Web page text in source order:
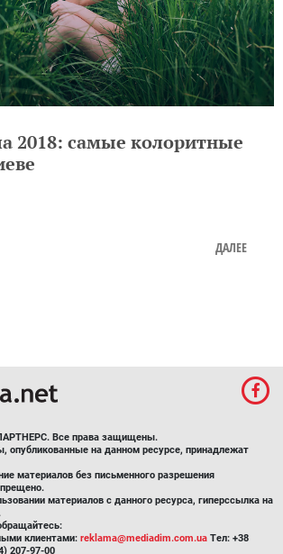
2018: самые колоритные
ДАЛЕЕ
Все права защищены.
опубликованные на данном ресурсе, принадлежат
материалов без письменного разрешения
материалов с данного ресурса, гиперссылка на
клиентами: reklama@mediadim.com.ua Тел: +38
207-97-00